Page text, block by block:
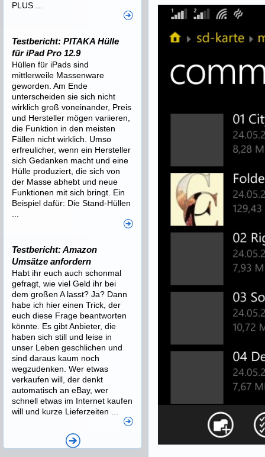
PLUS ...
Testbericht: PITAKA Hülle
für iPad Pro 12.9
Hüllen für iPads sind
mittlerweile Massenware
geworden. Am Ende
unterscheiden sie sich nicht
wirklich groß voneinander, Preis
und Hersteller mögen variieren,
die Funktion in den meisten
Fällen nicht wirklich. Umso
erfreulicher, wenn ein Hersteller
sich Gedanken macht und eine
Hülle produziert, die sich von
der Masse abhebt und neue
Funktionen mit sich bringt. Ein
Beispiel dafür: Die Stand-Hüllen
Testbericht: Amazon
Umsätze anfordern
Habt ihr euch auch schonmal
gefragt, wie viel Geld ihr bei
dem großen A lasst? Ja? Dann
habe ich hier einen Trick, der
euch diese Frage beantworten
könnte. Es gibt Anbieter, die
haben sich still und leise in
unser Leben geschlichen und
sind daraus kaum noch
wegzudenken. Wer etwas
verkaufen will, der denkt
automatisch an eBay, wer
schnell etwas im Internet kaufen
will und kurze Lieferzeiten ...